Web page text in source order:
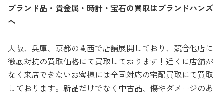
ブランド品・貴金属・時計・宝石の買取はブランドハンズ
へ
大阪、兵庫、京都の関西で店舗展開しており、競合他店に
徹底対抗の買取価格にて買取しております！近くに店舗が
なく来店できないお客様には全国対応の宅配買取にて買取
しております。新品だけでなく中古品、傷やダメージのあ